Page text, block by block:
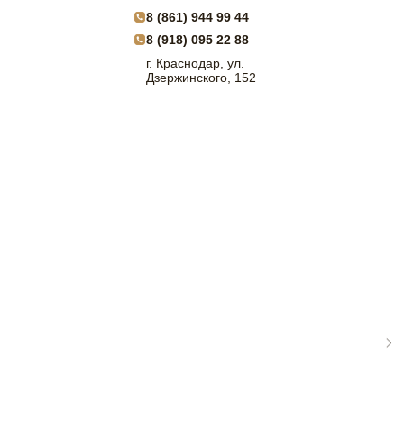
г. Краснодар, ул.
8 (861) 944 99 44